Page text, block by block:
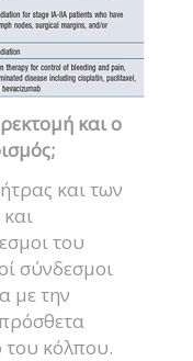
και ο
και των
του
σύνδεσμοι
με την
του κόλπου.